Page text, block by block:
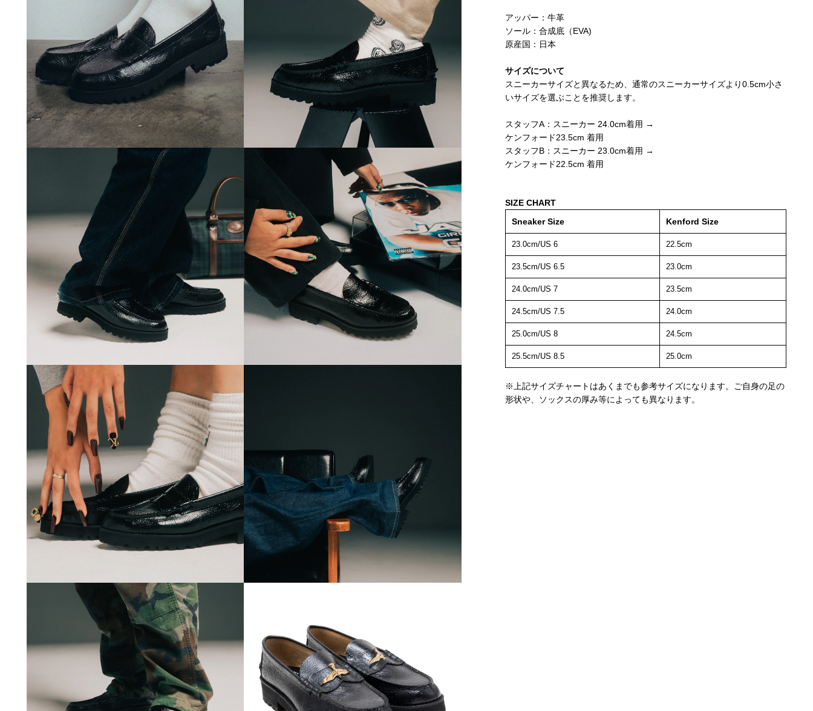
アッパー：牛革
ソール：合成底（EVA)
原産国：日本
サイズについて
スニーカーサイズと異なるため、通常のスニーカーサイズより0.5cm小さ
いサイズを選ぶことを推奨します。
スタッフA：スニーカー 24.0cm着用 →
ケンフォード23.5cm 着用
スタッフB：スニーカー 23.0cm着用 →
ケンフォード22.5cm 着用
SIZE CHART
Sneaker Size
Kenford Size
23.0cm/US 6 22.5cm
23.5cm/US 6.5 23.0cm
24.0cm/US 7 23.5cm
24.5cm/US 7.5 24.0cm
25.0cm/US 8 24.5cm
25.5cm/US 8.5 25.0cm
※上記サイズチャートはあくまでも参考サイズになります。ご自身の足の
形状や、ソックスの厚み等によっても異なります。